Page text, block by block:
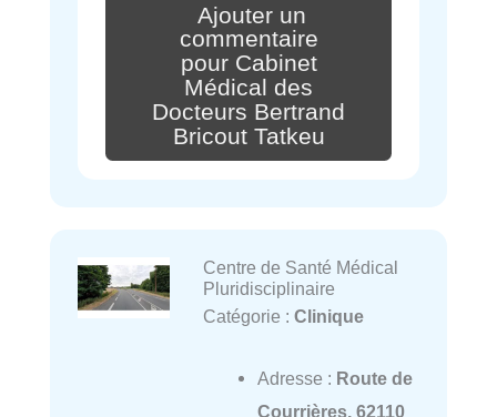
Ajouter un
commentaire
pour Cabinet
Médical des
Docteurs Bertrand
Bricout Tatkeu
Centre de Santé Médical
Pluridisciplinaire
Catégorie : Clinique
Adresse : Route de
Courrières, 62110